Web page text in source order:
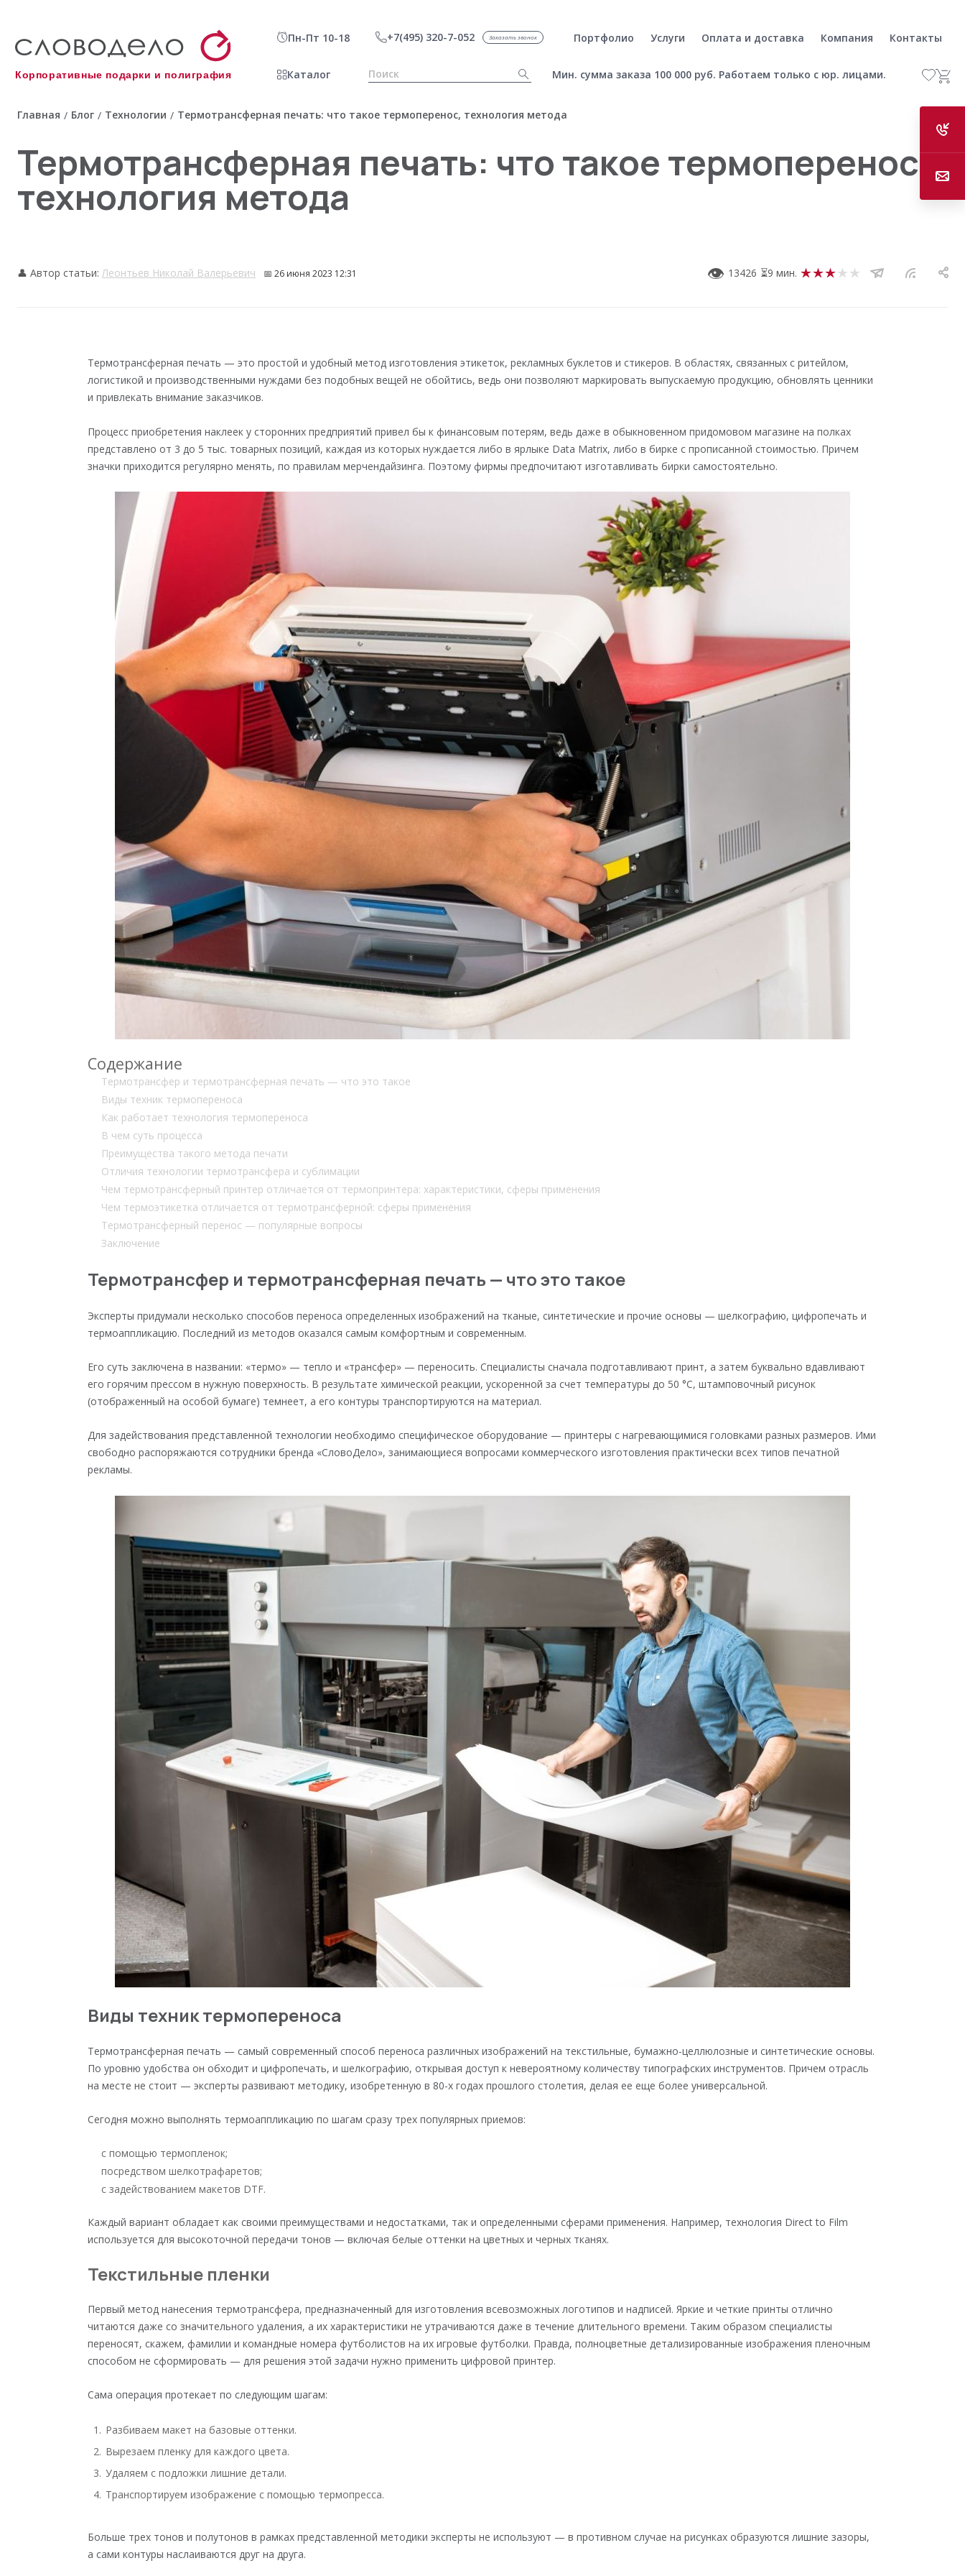
Корпоративные подарки и полиграфия
Пн-Пт 10-18 +7(495) 320-7-052 Заказать звонок Портфолио Услуги Оплата и доставка Компания Контакты
Каталог Мин. сумма заказа 100 000 руб. Работаем только с юр. лицами.
Главная / Блог / Технологии / Термотрансферная печать: что такое термоперенос, технология метода
Термотрансферная печать: что такое термоперенос,
технология метода
👤 Автор статьи:Леонтьев Николай Валерьевич 📅 26 июня 2023 12:31 ⏳9 мин.
👁 13426
Термотрансферная печать — это простой и удобный метод изготовления этикеток, рекламных буклетов и стикеров. В областях, связанных с ритейлом,
логистикой и производственными нуждами без подобных вещей не обойтись, ведь они позволяют маркировать выпускаемую продукцию, обновлять ценники
и привлекать внимание заказчиков.
Процесс приобретения наклеек у сторонних предприятий привел бы к финансовым потерям, ведь даже в обыкновенном придомовом магазине на полках
представлено от 3 до 5 тыс. товарных позиций, каждая из которых нуждается либо в ярлыке Data Matrix, либо в бирке с прописанной стоимостью. Причем
значки приходится регулярно менять, по правилам мерчендайзинга. Поэтому фирмы предпочитают изготавливать бирки самостоятельно.
Содержание
Термотрансфер и термотрансферная печать — что это такое
Виды техник термопереноса
Как работает технология термопереноса
В чем суть процесса
Преимущества такого метода печати
Отличия технологии термотрансфера и сублимации
Чем термотрансферный принтер отличается от термопринтера: характеристики, сферы применения
Чем термоэтикетка отличается от термотрансферной: сферы применения
Термотрансферный перенос — популярные вопросы
Заключение
Термотрансфер и термотрансферная печать — что это такое
Эксперты придумали несколько способов переноса определенных изображений на тканые, синтетические и прочие основы — шелкографию, цифропечать и
термоаппликацию. Последний из методов оказался самым комфортным и современным.
Его суть заключена в названии: «термо» — тепло и «трансфер» — переносить. Специалисты сначала подготавливают принт, а затем буквально вдавливают
его горячим прессом в нужную поверхность. В результате химической реакции, ускоренной за счет температуры до 50 °C, штамповочный рисунок
(отображенный на особой бумаге) темнеет, а его контуры транспортируются на материал.
Для задействования представленной технологии необходимо специфическое оборудование — принтеры с нагревающимися головками разных размеров. Ими
свободно распоряжаются сотрудники бренда «СловоДело», занимающиеся вопросами коммерческого изготовления практически всех типов печатной
рекламы.
Виды техник термопереноса
Термотрансферная печать — самый современный способ переноса различных изображений на текстильные, бумажно-целлюлозные и синтетические основы.
По уровню удобства он обходит и цифропечать, и шелкографию, открывая доступ к невероятному количеству типографских инструментов. Причем отрасль
на месте не стоит — эксперты развивают методику, изобретенную в 80-х годах прошлого столетия, делая ее еще более универсальной.
Сегодня можно выполнять термоаппликацию по шагам сразу трех популярных приемов:
с помощью термопленок;
посредством шелкотрафаретов;
с задействованием макетов DTF.
Каждый вариант обладает как своими преимуществами и недостатками, так и определенными сферами применения. Например, технология Direct to Film
используется для высокоточной передачи тонов — включая белые оттенки на цветных и черных тканях.
Текстильные пленки
Первый метод нанесения термотрансфера, предназначенный для изготовления всевозможных логотипов и надписей. Яркие и четкие принты отлично
читаются даже со значительного удаления, а их характеристики не утрачиваются даже в течение длительного времени. Таким образом специалисты
переносят, скажем, фамилии и командные номера футболистов на их игровые футболки. Правда, полноцветные детализированные изображения пленочным
способом не сформировать — для решения этой задачи нужно применить цифровой принтер.
Сама операция протекает по следующим шагам:
Разбиваем макет на базовые оттенки.
Вырезаем пленку для каждого цвета.
Удаляем с подложки лишние детали.
Транспортируем изображение с помощью термопресса.
Больше трех тонов и полутонов в рамках представленной методики эксперты не используют — в противном случае на рисунках образуются лишние зазоры,
а сами контуры наслаиваются друг на друга.